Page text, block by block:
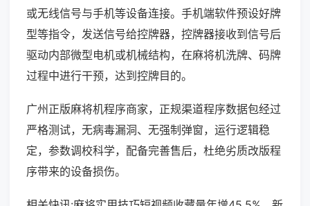
或无线信号与手机等设备连接。手机端软件预设好牌
型等指令，发送信号给控牌器，控牌器接收到信号后
驱动内部微型电机或机械结构，在麻将机洗牌、码牌
过程中进行干预，达到控牌目的。
广州正版麻将机程序商家，正规渠道程序数据包经过
严格测试，无病毒漏洞、无强制弹窗，运行逻辑稳
定，参数调校科学，配备完善售后，杜绝劣质改版程
序带来的设备损伤。